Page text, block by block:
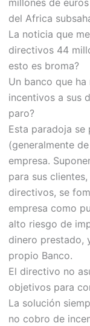
millones de
del Africa
La noticia que
directivos 44
esto es broma?
Un banco que
incentivos a sus
paro?
Esta paradoja se
(generalmente
empresa.
para sus
directivos, se
empresa como
alto riesgo de
dinero prestado,
propio Banco.
El directivo no
objetivos para
La solución
no cobro de